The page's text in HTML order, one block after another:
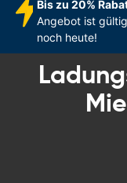
Bis zu 20%
Angebot ist
noch heute!